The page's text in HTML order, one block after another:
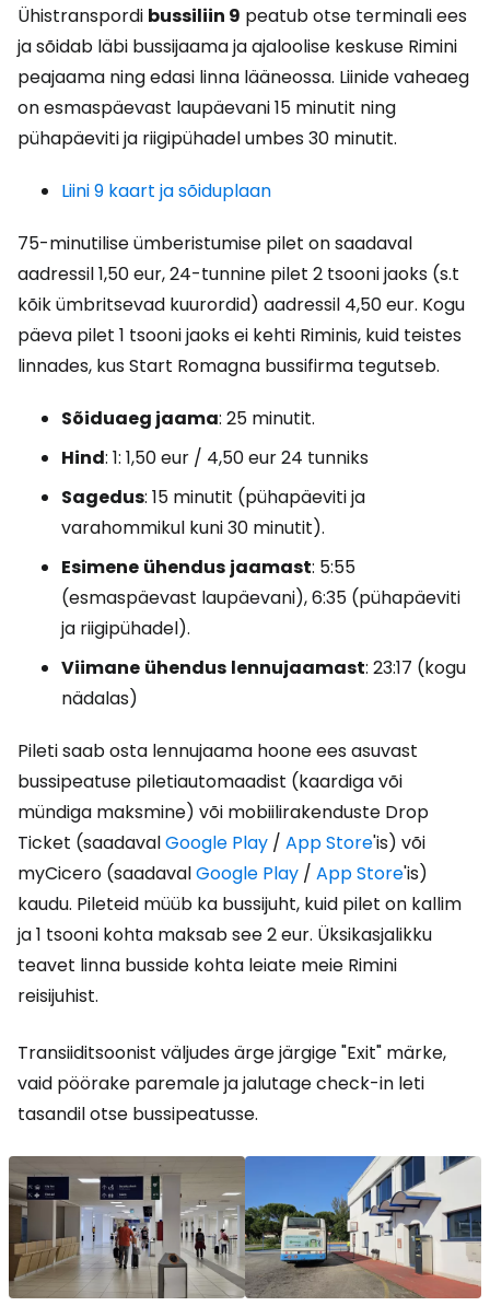
Ühistranspordi bussiliin 9 peatub otse terminali ees
ja sõidab läbi bussijaama ja ajaloolise keskuse Rimini
peajaama ning edasi linna lääneossa. Liinide vaheaeg
on esmaspäevast laupäevani 15 minutit ning
pühapäeviti ja riigipühadel umbes 30 minutit.
Liini 9 kaart ja sõiduplaan
75-minutilise ümberistumise pilet on saadaval
aadressil1,50 eur, 24-tunnine pilet 2 tsooni jaoks (s.t
kõik ümbritsevad kuurordid) aadressil 4,50 eur. Kogu
päeva pilet 1 tsooni jaoks ei kehti Riminis, kuid teistes
linnades, kus Start Romagna bussifirma tegutseb.
Sõiduaeg jaama: 25 minutit.
Hind: 1: 1,50 eur / 4,50 eur24 tunniks
Sagedus: 15 minutit (pühapäeviti ja
varahommikul kuni 30 minutit).
Esimene ühendus jaamast: 5:55
(esmaspäevast laupäevani), 6:35 (pühapäeviti
ja riigipühadel).
Viimane ühendus lennujaamast: 23:17 (kogu
nädalas)
Pileti saab osta lennujaama hoone ees asuvast
bussipeatuse piletiautomaadist (kaardiga või
mündiga maksmine) või mobiilirakenduste Drop
Ticket (saadavalGoogle Play / App Store'is) või
myCicero (saadavalGoogle Play / App Store'is)
kaudu. Pileteid müüb ka bussijuht, kuid pilet on kallim
ja 1 tsooni kohta maksab see2 eur. Üksikasjalikku
teavet linna busside kohta leiate meie Rimini
reisijuhist.
Transiiditsoonist väljudes ärge järgige "Exit" märke,
vaid pöörake paremale ja jalutage check-in leti
tasandil otse bussipeatusse.